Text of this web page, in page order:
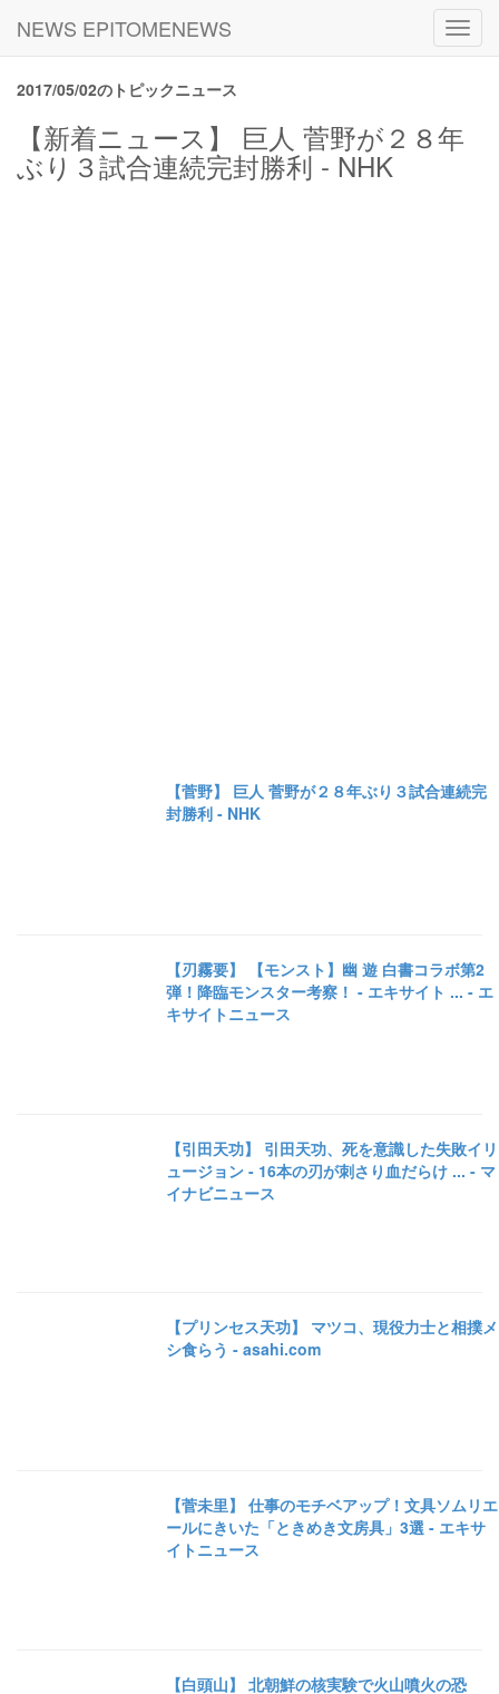
NEWS EPITOMENEWS
2017/05/02のトピックニュース
【新着ニュース】 巨人 菅野が２８年
ぶり３試合連続完封勝利 - NHK
【菅野】 巨人 菅野が２８年ぶり３試合連続完
封勝利 - NHK
【刃霧要】 【モンスト】幽 遊 白書コラボ第2
弾！降臨モンスター考察！ - エキサイト ... - エ
キサイトニュース
【引田天功】 引田天功、死を意識した失敗イリ
ュージョン - 16本の刃が刺さり血だらけ ... - マ
イナビニュース
【プリンセス天功】 マツコ、現役力士と相撲メ
シ食らう - asahi.com
【菅未里】 仕事のモチベアップ！文具ソムリエ
ールにきいた「ときめき文房具」3選 - エキサ
イトニュース
【白頭山】 北朝鮮の核実験で火山噴火の恐